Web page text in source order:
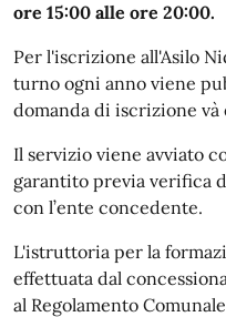
ore 15:00 alle ore 20:00.
Per l'iscrizione all'Asilo
turno ogni anno viene
domanda di iscrizione
Il servizio viene avviato
garantito previa verifica
con l’ente concedente.
L'istruttoria per la
effettuata dal
al Regolamento